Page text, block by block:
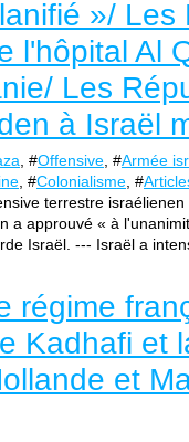
»/ Les
l'hôpital Al
Les
à Israël
, #Offensive , #Armée
, #Colonialisme , #
terrestre
a approuvé « à
Israël. --- Israël a
régime
Kadhafi et
et